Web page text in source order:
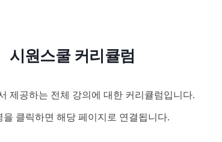
시원스쿨 커리큘럼
제공하는 전체 강의에 대한 커리큘럼입니다.
을 클릭하면 해당 페이지로 연결됩니다.